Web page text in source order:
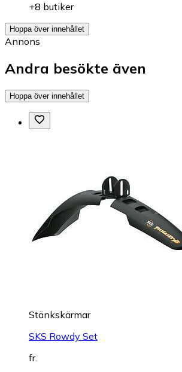
+8 butiker
Hoppa över innehållet
Annons
Andra besökte även
Hoppa över innehållet
Stänkskärmar
SKS Rowdy Set
fr.